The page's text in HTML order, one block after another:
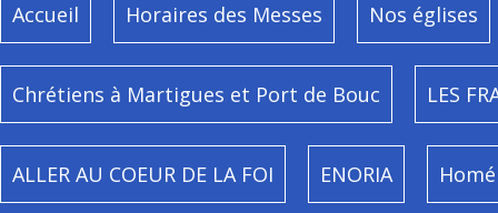
Accueil Horaires des Messes Nos églises
Chrétiens à Martigues et Port de Bouc LES
ALLER AU COEUR DE LA FOI ENORIA